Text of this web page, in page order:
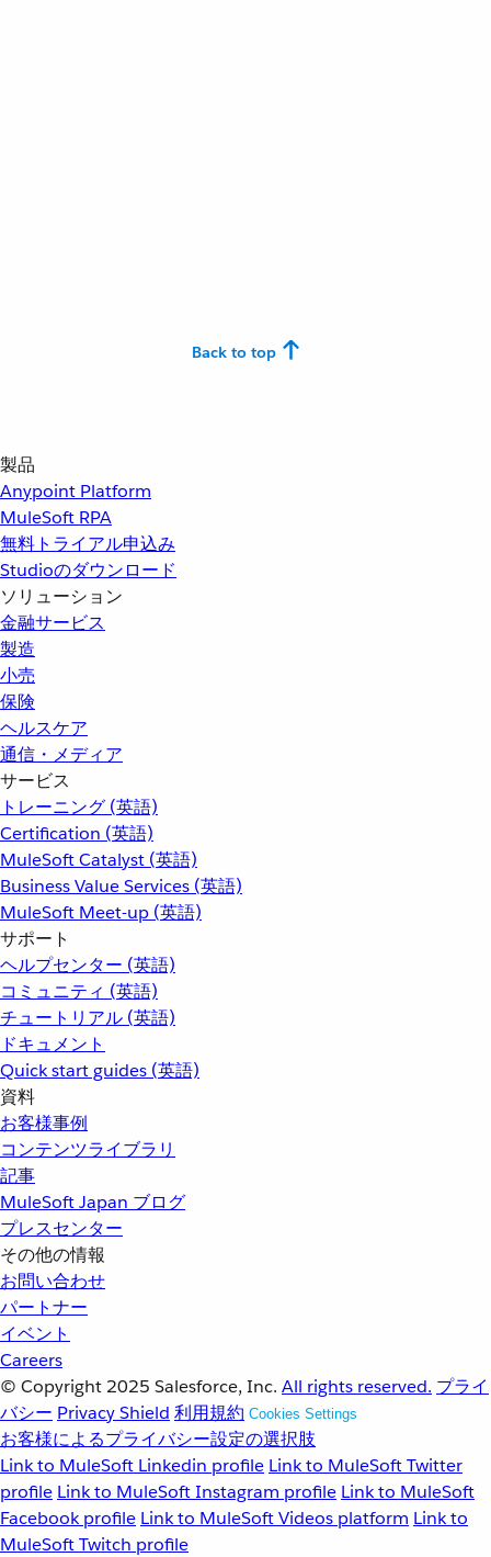
Back to top
製品
Anypoint Platform
MuleSoft RPA
無料トライアル申込み
Studioのダウンロード
ソリューション
金融サービス
製造
小売
保険
ヘルスケア
通信・メディア
サービス
トレーニング (英語)
Certification (英語)
MuleSoft Catalyst (英語)
Business Value Services (英語)
MuleSoft Meet-up (英語)
サポート
ヘルプセンター (英語)
コミュニティ (英語)
チュートリアル (英語)
ドキュメント
Quick start guides (英語)
資料
お客様事例
コンテンツライブラリ
記事
MuleSoft Japan ブログ
プレスセンター
その他の情報
お問い合わせ
パートナー
イベント
Careers
© Copyright 2025 Salesforce, Inc. All rights reserved. プライ
バシー Privacy Shield 利用規約 Cookies Settings
お客様によるプライバシー設定の選択肢
Link to MuleSoft Linkedin profile Link to MuleSoft Twitter
profile Link to MuleSoft Instagram profile Link to MuleSoft
Facebook profile Link to MuleSoft Videos platform Link to
MuleSoft Twitch profile